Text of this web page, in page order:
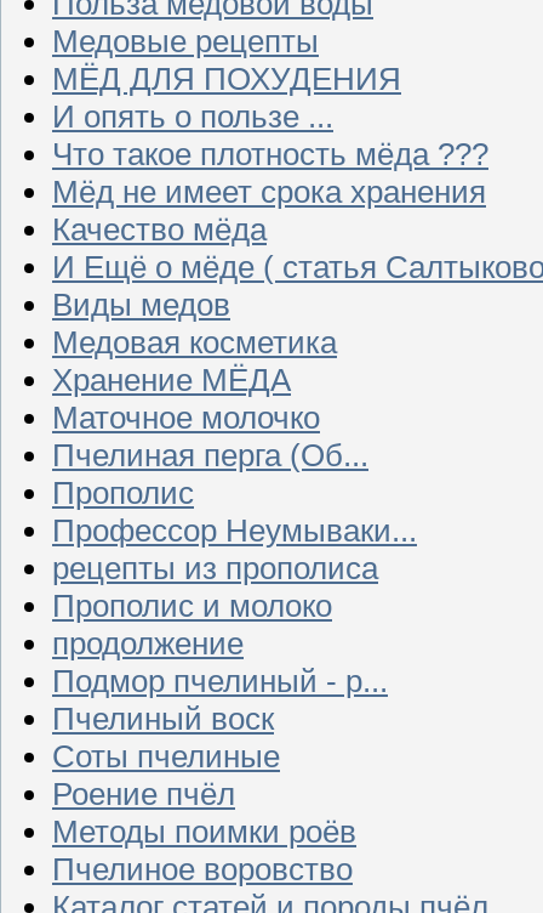
Медовые рецепты
МЁД ДЛЯ ПОХУДЕНИЯ
И опять о пользе ...
Что такое плотность мёда ???
Мёд не имеет срока хранения
Качество мёда
И Ещё о мёде ( статья
Виды медов
Медовая косметика
Хранение МЁДА
Маточное молочко
Пчелиная перга (Об...
Прополис
Профессор Неумываки...
рецепты из прополиса
Прополис и молоко
продолжение
Подмор пчелиный - р...
Пчелиный воск
Соты пчелиные
Роение пчёл
Методы поимки роёв
Пчелиное воровство